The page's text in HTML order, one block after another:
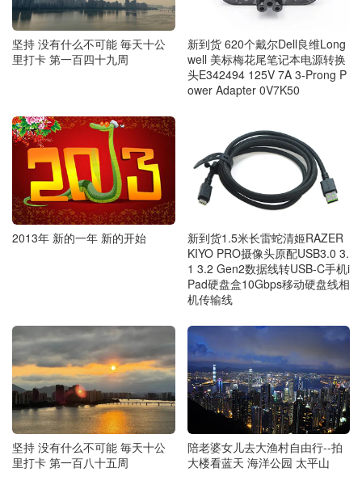
坚持 没有什么不可能 毎天十公
里打卡 第一百四十九周
新到货 620个戴尔Dell良维Long
well 美标梅花尾笔记本电源转换
头E342494 125V 7A 3-Prong P
ower Adapter 0V7K50
2013年 新的一年 新的开始
新到货1.5米长雷蛇清姬RAZER
KIYO PRO摄像头原配USB3.0 3.
1 3.2 Gen2数据线转USB-C手机i
Pad硬盘盒10Gbps移动硬盘线相
机传输线
坚持 没有什么不可能 毎天十公
里打卡 第一百八十五周
陪老婆女儿去大渔村自由行--拍
大楼看蓝天 海洋公园 太平山